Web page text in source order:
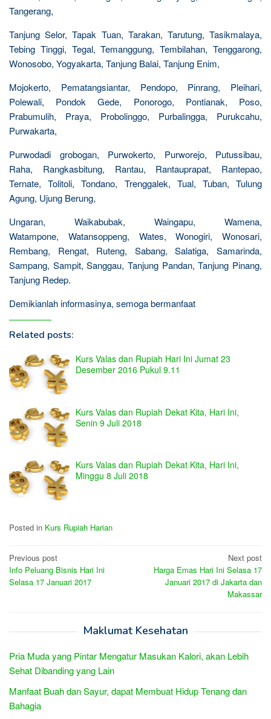
Tangerang,
Tanjung Selor, Tapak Tuan, Tarakan, Tarutung, Tasikmalaya,
Tebing Tinggi, Tegal, Temanggung, Tembilahan, Tenggarong,
Wonosobo, Yogyakarta, Tanjung Balai, Tanjung Enim,
Mojokerto, Pematangsiantar, Pendopo, Pinrang, Pleihari,
Polewali, Pondok Gede, Ponorogo, Pontianak, Poso,
Prabumulih, Praya, Probolinggo, Purbalingga, Purukcahu,
Purwakarta,
Purwodadi grobogan, Purwokerto, Purworejo, Putussibau,
Raha, Rangkasbitung, Rantau, Rantauprapat, Rantepao,
Ternate, Tolitoli, Tondano, Trenggalek, Tual, Tuban, Tulung
Agung, Ujung Berung,
Ungaran, Waikabubak, Waingapu, Wamena,
Watampone, Watansoppeng, Wates, Wonogiri, Wonosari,
Rembang, Rengat, Ruteng, Sabang, Salatiga, Samarinda,
Sampang, Sampit, Sanggau, Tanjung Pandan, Tanjung Pinang,
Tanjung Redep.
Demikianlah informasinya, semoga bermanfaat
Related posts:
Kurs Valas dan Rupiah Hari Ini Jumat 23
Desember 2016 Pukul 9.11
Kurs Valas dan Rupiah Dekat Kita, Hari Ini,
Senin 9 Juli 2018
Kurs Valas dan Rupiah Dekat Kita, Hari Ini,
Minggu 8 Juli 2018
Posted in Kurs Rupiah Harian
Post
navigation
Previous post
Info Peluang Bisnis Hari Ini
Selasa 17 Januari 2017
Next post
Harga Emas Hari Ini Selasa 17
Januari 2017 di Jakarta dan
Makassar
Maklumat Kesehatan
Pria Muda yang Pintar Mengatur Masukan Kalori, akan Lebih
Sehat Dibanding yang Lain
Manfaat Buah dan Sayur, dapat Membuat Hidup Tenang dan
Bahagia